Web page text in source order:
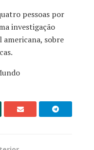
pessoas por
investigação
sobre